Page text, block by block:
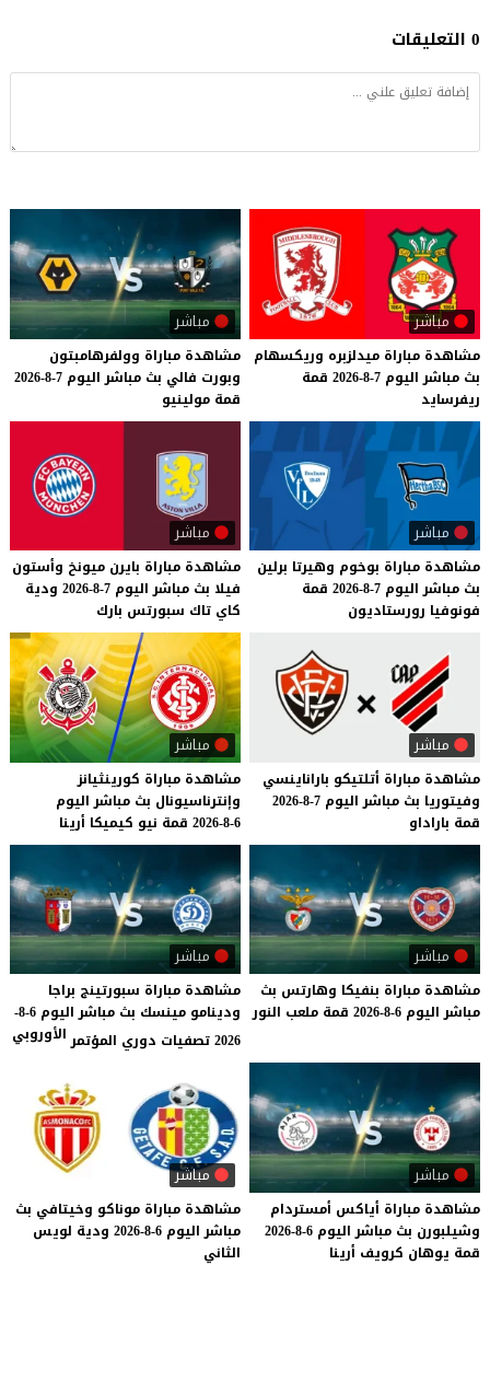
0 التعليقات
مباشر
مشاهدة مباراة ميدلزبره وريكسهام
بث مباشر اليوم 7-8-2026
قمة
ريفرسايد
مباشر
مشاهدة مباراة وولفرهامبتون
وبورت فالي بث مباشر اليوم 7-8-2026
قمة مولينيو
مباشر
مشاهدة مباراة بوخوم وهيرتا برلين
بث مباشر اليوم 7-8-2026
قمة
فونوفيا رورستاديون
مباشر
مشاهدة مباراة بايرن ميونخ وأستون
فيلا بث مباشر اليوم 7-8-2026
ودية
كاي تاك سبورتس بارك
مباشر
مشاهدة مباراة أتلتيكو باراناينسي
وفيتوريا بث مباشر اليوم 7-8-2026
قمة باراداو
مباشر
مشاهدة مباراة كورينثيانز
وإنترناسيونال بث مباشر اليوم
6-8-2026
قمة نيو كيميكا أرينا
مباشر
مشاهدة مباراة بنفيكا وهارتس بث
مباشر اليوم 6-8-2026 قمة ملعب النور
مباشر
مشاهدة مباراة سبورتينج براجا
ودينامو مينسك بث مباشر اليوم 6-8-
2026 تصفيات دوري المؤتمر
الأوروبي
مباشر
مشاهدة مباراة أياكس أمستردام
وشيلبورن بث مباشر اليوم 6-8-2026
قمة يوهان كرويف أرينا
مباشر
مشاهدة مباراة موناكو وخيتافي بث
مباشر اليوم 6-8-2026 ودية لويس
الثاني